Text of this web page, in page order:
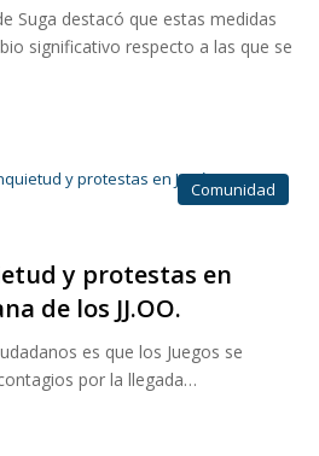
Suga destacó que estas medidas
significativo respecto a las que se
Comunidad
y protestas en
de los JJ.OO.
es que los Juegos se
por la llegada…